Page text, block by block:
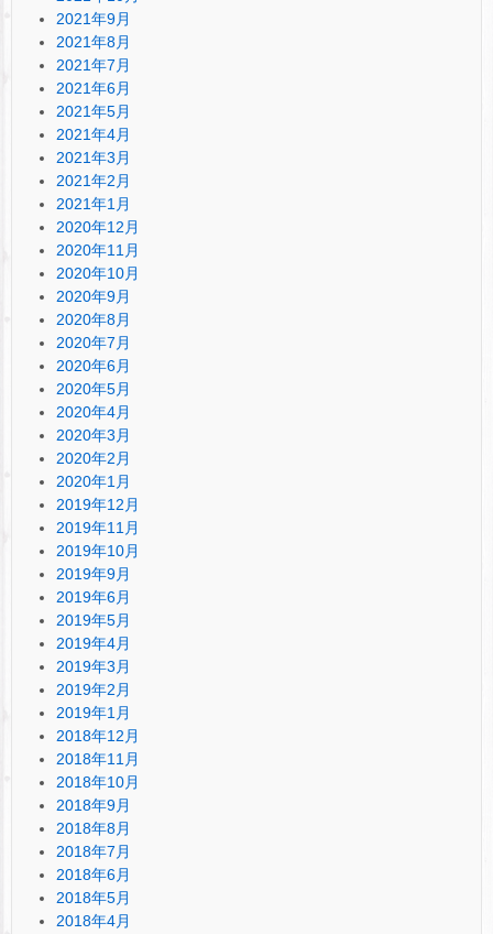
2021年9月
2021年8月
2021年7月
2021年6月
2021年5月
2021年4月
2021年3月
2021年2月
2021年1月
2020年12月
2020年11月
2020年10月
2020年9月
2020年8月
2020年7月
2020年6月
2020年5月
2020年4月
2020年3月
2020年2月
2020年1月
2019年12月
2019年11月
2019年10月
2019年9月
2019年6月
2019年5月
2019年4月
2019年3月
2019年2月
2019年1月
2018年12月
2018年11月
2018年10月
2018年9月
2018年8月
2018年7月
2018年6月
2018年5月
2018年4月